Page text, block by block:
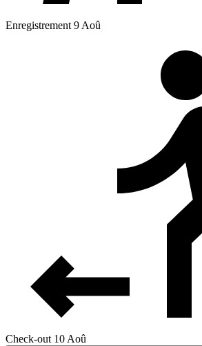
Enregistrement 9 Aoû
Check-out 10 Aoû